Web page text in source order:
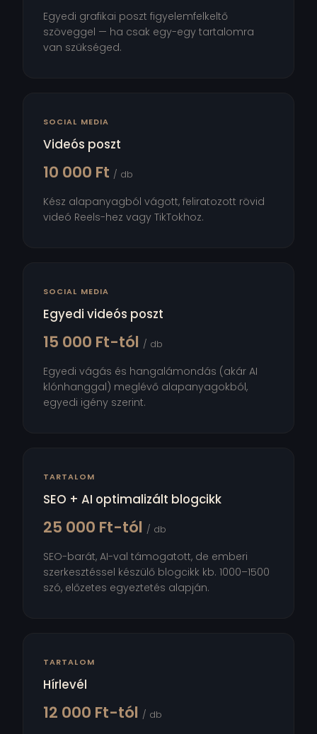
Egyedi grafikai poszt figyelemfelkeltő
szöveggel — ha csak egy-egy tartalomra
van szükséged.
SOCIAL MEDIA
Videós poszt
10 000 Ft / db
Kész alapanyagból vágott, feliratozott rövid
videó Reels-hez vagy TikTokhoz.
SOCIAL MEDIA
Egyedi videós poszt
15 000 Ft-tól / db
Egyedi vágás és hangalámondás (akár AI
klónhanggal) meglévő alapanyagokból,
egyedi igény szerint.
TARTALOM
SEO + AI optimalizált blogcikk
25 000 Ft-tól / db
SEO-barát, AI-val támogatott, de emberi
szerkesztéssel készülő blogcikk kb. 1000–1500
szó, előzetes egyeztetés alapján.
TARTALOM
Hírlevél
12 000 Ft-tól / db